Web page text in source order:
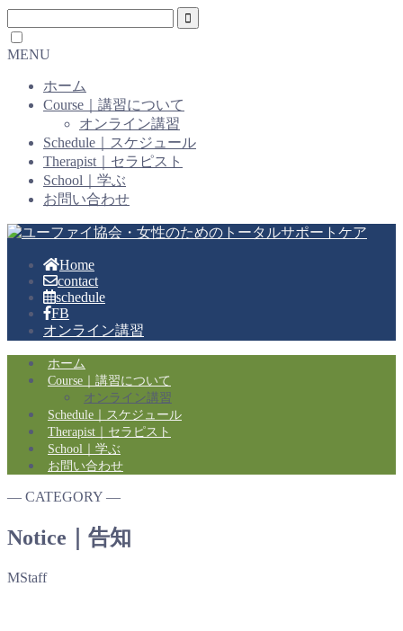
MENU
ホーム
Course｜講習について
オンライン講習
Schedule｜スケジュール
Therapist｜セラピスト
School｜学ぶ
お問い合わせ
Home
contact
schedule
FB
オンライン講習
ホーム
Course｜講習について
オンライン講習
Schedule｜スケジュール
Therapist｜セラピスト
School｜学ぶ
お問い合わせ
― CATEGORY ―
Notice｜告知
MStaff